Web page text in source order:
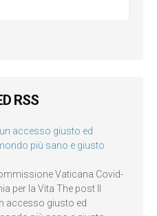
RSS
accesso giusto ed
più sano e giusto
Vaticana Covid-
per la Vita The post Il
accesso giusto ed